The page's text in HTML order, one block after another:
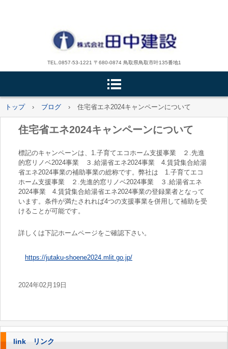
TEL.0857-53-1221 〒680-0874 鳥取県鳥取市叶135番地1
トップ › ブログ › 住宅省エネ2024キャンペーンについて
住宅省エネ2024キャンペーンについて
標記のキャンペーンは、1.子育てエコホーム支援事業 ２.先進
的窓リノベ2024事業 ３.給湯省エネ2024事業 4.賃貸集合給湯
省エネ2024事業の補助事業の総称です。弊社は 1.子育てエコ
ホーム支援事業 ２.先進的窓リノベ2024事業 ３.給湯省エネ
2024事業 4.賃貸集合給湯省エネ2024事業の登録業者となって
います。条件が満たされれば4つの支援事業を併用して補助を受
けることが可能です。
詳しくは下記ホームページをご確認下さい。
https://jutaku-shoene2024.mlit.go.jp/
2024年02月19日
link リンク